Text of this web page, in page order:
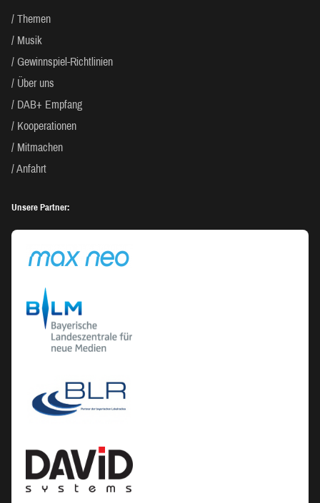
Themen
Musik
Gewinnspiel-Richtlinien
Über uns
DAB+ Empfang
Kooperationen
Mitmachen
Anfahrt
Unsere Partner: